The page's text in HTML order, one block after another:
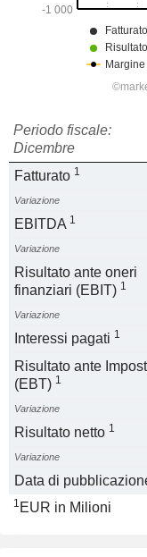
Periodo fiscale:
Dicembre
Fatturato 1
Variazione
EBITDA 1
Variazione
Risultato ante oneri
finanziari (EBIT) 1
Variazione
Interessi pagati 1
Risultato ante
(EBT) 1
Variazione
Risultato netto 1
Variazione
Data di
1 EUR in Milioni